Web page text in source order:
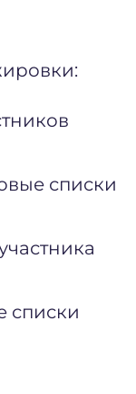
списки
списки